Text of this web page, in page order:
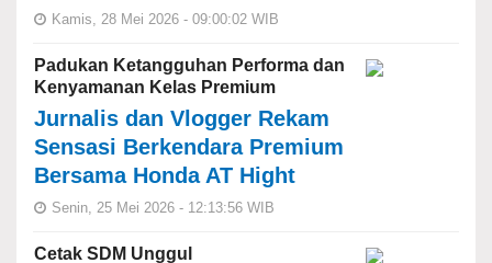
Kamis, 28 Mei 2026 - 09:00:02 WIB
Padukan Ketangguhan Performa dan
Kenyamanan Kelas Premium
Jurnalis dan Vlogger Rekam
Sensasi Berkendara Premium
Bersama Honda AT Hight
Senin, 25 Mei 2026 - 12:13:56 WIB
Cetak SDM Unggul